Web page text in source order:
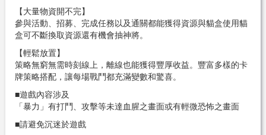
【大量物資開不完】
參與活動、招募、完成任務以及通關都能獲得資源與貓盒使用貓
盒可不斷換取資源還有機會抽神將。
【輕鬆放置】
策略無窮無需時刻線上，離線也能獲得豐厚收益。豐富多樣的卡
牌策略搭配，讓每場戰鬥都充滿變數和驚喜。
■遊戲內容涉及
「暴力」有打鬥、攻擊等未達血腥之畫面或有輕微恐怖之畫面
■請避免沉迷於遊戲